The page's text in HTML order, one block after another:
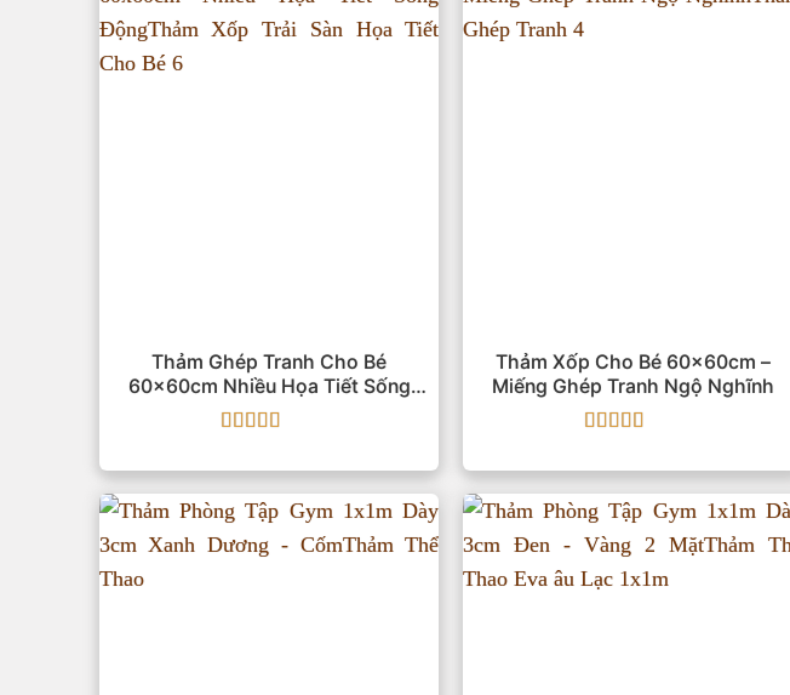
Thảm Ghép Tranh Cho Bé
60x60cm Nhiều Họa Tiết Sống
Động
hạng55 sao
Thảm Xốp Cho Bé 60x60cm –
Miếng Ghép Tranh Ngộ Nghĩnh
hạng55 sao